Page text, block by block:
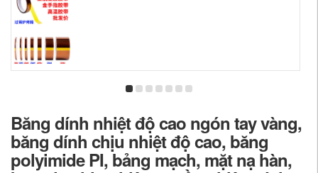
Băng dính nhiệt độ cao ngón tay vàng,
băng dính chịu nhiệt độ cao, băng
polyimide PI, bảng mạch, mặt nạ hàn,